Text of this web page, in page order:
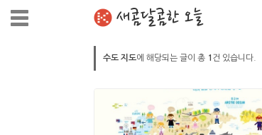
새콤달콤한 오늘
수도 지도에 해당되는 글이 총 1 건 있습니다.